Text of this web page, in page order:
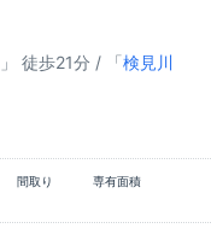
」 徒歩21分 / 「検見川
間取り
専有面積